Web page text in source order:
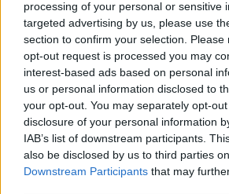
processing of your personal or sensitive
targeted advertising by us, please use
section to confirm your selection.
opt-out request is processed you may
interest-based ads based on personal
us or personal information disclosed to
your opt-out. You may separately opt-
disclosure of your personal information
IAB’s list of downstream participants.
also be disclosed by us to third parties
Downstream Participants that may
oppure